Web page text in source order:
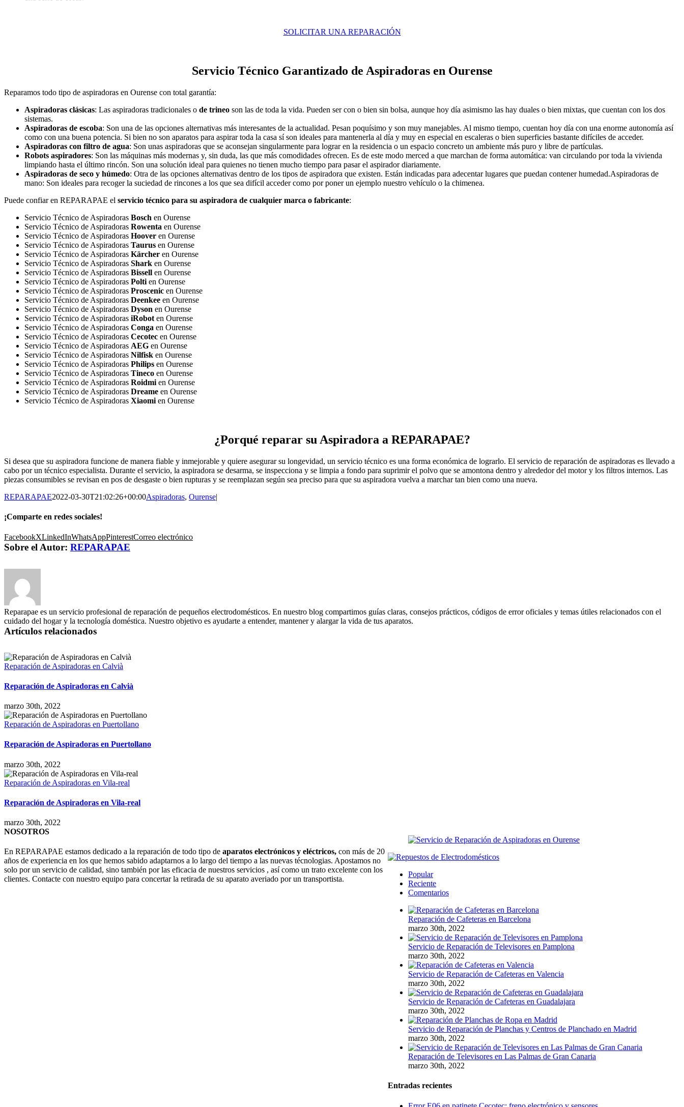
SOLICITAR UNA REPARACIÓN
Servicio Técnico Garantizado de Aspiradoras en Ourense
Reparamos todo tipo de aspiradoras en Ourense con total garantía:
Aspiradoras clásicas: Las aspiradoras tradicionales o de trineo son las de toda la vida. Pueden ser con o bien sin bolsa, aunque hoy día asimismo las hay duales o bien mixtas, que cuentan con los dos
sistemas.
Aspiradoras de escoba: Son una de las opciones alternativas más interesantes de la actualidad. Pesan poquísimo y son muy manejables. Al mismo tiempo, cuentan hoy día con una enorme autonomía así
como con una buena potencia. Si bien no son aparatos para aspirar toda la casa sí son ideales para mantenerla al día y muy en especial en escaleras o bien superficies bastante difíciles de acceder.
Aspiradoras con filtro de agua: Son unas aspiradoras que se aconsejan singularmente para lograr en la residencia o un espacio concreto un ambiente más puro y libre de partículas.
Robots aspiradores: Son las máquinas más modernas y, sin duda, las que más comodidades ofrecen. Es de este modo merced a que marchan de forma automática: van circulando por toda la vivienda
limpiando hasta el último rincón. Son una solución ideal para quienes no tienen mucho tiempo para pasar el aspirador diariamente.
Aspiradoras de seco y húmedo: Otra de las opciones alternativas dentro de los tipos de aspiradora que existen. Están indicadas para adecentar lugares que puedan contener humedad.Aspiradoras de
mano: Son ideales para recoger la suciedad de rincones a los que sea difícil acceder como por poner un ejemplo nuestro vehículo o la chimenea.
Puede confiar en REPARAPAE el servicio técnico para su aspiradora de cualquier marca o fabricante:
Servicio Técnico de Aspiradoras Bosch en Ourense
Servicio Técnico de Aspiradoras Rowenta en Ourense
Servicio Técnico de Aspiradoras Hoover en Ourense
Servicio Técnico de Aspiradoras Taurus en Ourense
Servicio Técnico de Aspiradoras Kärcher en Ourense
Servicio Técnico de Aspiradoras Shark en Ourense
Servicio Técnico de Aspiradoras Bissell en Ourense
Servicio Técnico de Aspiradoras Polti en Ourense
Servicio Técnico de Aspiradoras Proscenic en Ourense
Servicio Técnico de Aspiradoras Deenkee en Ourense
Servicio Técnico de Aspiradoras Dyson en Ourense
Servicio Técnico de Aspiradoras iRobot en Ourense
Servicio Técnico de Aspiradoras Conga en Ourense
Servicio Técnico de Aspiradoras Cecotec en Ourense
Servicio Técnico de Aspiradoras AEG en Ourense
Servicio Técnico de Aspiradoras Nilfisk en Ourense
Servicio Técnico de Aspiradoras Philips en Ourense
Servicio Técnico de Aspiradoras Tineco en Ourense
Servicio Técnico de Aspiradoras Roidmi en Ourense
Servicio Técnico de Aspiradoras Dreame en Ourense
Servicio Técnico de Aspiradoras Xiaomi en Ourense
¿Porqué reparar su Aspiradora a REPARAPAE?
Si desea que su aspiradora funcione de manera fiable y inmejorable y quiere asegurar su longevidad, un servicio técnico es una forma económica de lograrlo. El servicio de reparación de aspiradoras es llevado a
cabo por un técnico especialista. Durante el servicio, la aspiradora se desarma, se inspecciona y se limpia a fondo para suprimir el polvo que se amontona dentro y alrededor del motor y los filtros internos. Las
piezas consumibles se revisan en pos de desgaste o bien rupturas y se reemplazan según sea preciso para que su aspiradora vuelva a marchar tan bien como una nueva.
REPARAPAE2022-03-30T21:02:26+00:00Aspiradoras, Ourense|
¡Comparte en redes sociales!
FacebookXLinkedInWhatsAppPinterestCorreo electrónico
Sobre el Autor: REPARAPAE
Reparapae es un servicio profesional de reparación de pequeños electrodomésticos. En nuestro blog compartimos guías claras, consejos prácticos, códigos de error oficiales y temas útiles relacionados con el
cuidado del hogar y la tecnología doméstica. Nuestro objetivo es ayudarte a entender, mantener y alargar la vida de tus aparatos.
Artículos relacionados
Reparación de Aspiradoras en Calvià
Reparación de Aspiradoras en Calvià
marzo 30th, 2022
Reparación de Aspiradoras en Puertollano
Reparación de Aspiradoras en Puertollano
marzo 30th, 2022
Reparación de Aspiradoras en Vila-real
Reparación de Aspiradoras en Vila-real
marzo 30th, 2022
Popular
Reciente
Comentarios
Reparación de Cafeteras en Barcelona
marzo 30th, 2022
Servicio de Reparación de Televisores en Pamplona
marzo 30th, 2022
Servicio de Reparación de Cafeteras en Valencia
marzo 30th, 2022
Servicio de Reparación de Cafeteras en Guadalajara
marzo 30th, 2022
Servicio de Reparación de Planchas y Centros de Planchado en Madrid
marzo 30th, 2022
Reparación de Televisores en Las Palmas de Gran Canaria
marzo 30th, 2022
Entradas recientes
NOSOTROS
En REPARAPAE estamos dedicado a la reparación de todo tipo de aparatos electrónicos y eléctricos, con más de 20
años de experiencia en los que hemos sabido adaptarnos a lo largo del tiempo a las nuevas técnologias. Apostamos no
solo por un servicio de calidad, sino también por las eficacia de nuestros servicios , así como un trato excelente con los
clientes. Contacte con nuestro equipo para concertar la retirada de su aparato averiado por un transportista.